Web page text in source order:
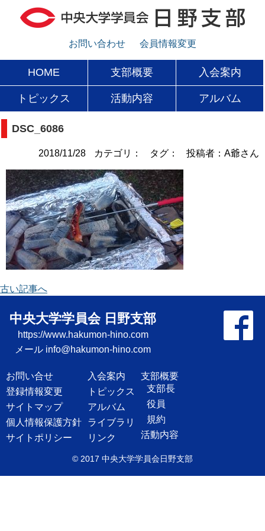
お問い合わせ 会員情報変更
HOME 支部概要 入会案内
トピックス 活動内容 アルバム
DSC_6086
2018/11/28 カテゴリ： タグ： 投稿者：A爺さん
古い記事へ
中央大学学員会 日野支部
https://www.hakumon-hino.com
メール info@hakumon-hino.com
お問い合せ
登録情報変更
サイトマップ
個人情報保護方針
サイトポリシー
入会案内
トピックス
アルバム
ライブラリ
リンク
支部概要
支部長
役員
規約
活動内容
© 2017 中央大学学員会日野支部